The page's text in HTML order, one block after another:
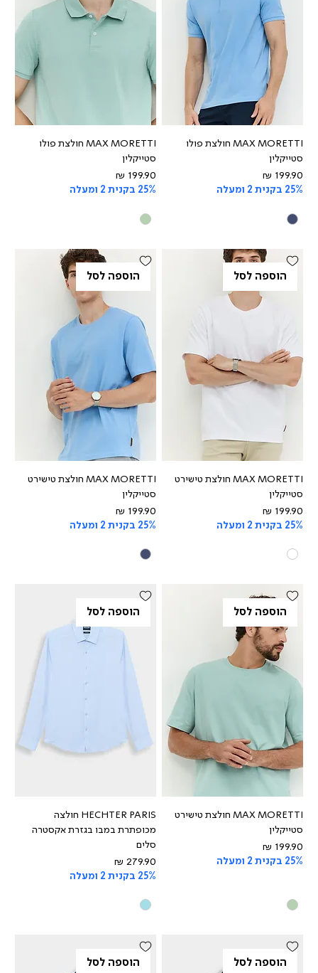
MAX MORETTI חולצת פולו
סטייקלין
מחיר
25% בקנית 2 ומעלה
MAX MORETTI חולצת פולו
סטייקלין
מחיר
25% בקנית 2 ומעלה
הוספה לסל
MAX MORETTI חולצת טישירט
סטייקלין
מחיר
25% בקנית 2 ומעלה
הוספה לסל
MAX MORETTI חולצת טישירט
סטייקלין
מחיר
25% בקנית 2 ומעלה
הוספה לסל
MAX MORETTI חולצת טישירט
סטייקלין
מחיר
25% בקנית 2 ומעלה
הוספה לסל
HECHTER PARIS חולצה
מכופתרת במבו בגזרת אקסטרה
סלים
מחיר
25% בקנית 2 ומעלה
הוספה לסל הוספה לסל